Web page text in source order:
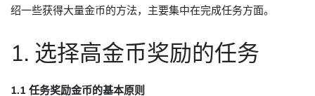
绍一些获得大量金币的方法，主要集中在完成任务方面。
1. 选择高金币奖励的任务
1.1 任务奖励金币的基本原则